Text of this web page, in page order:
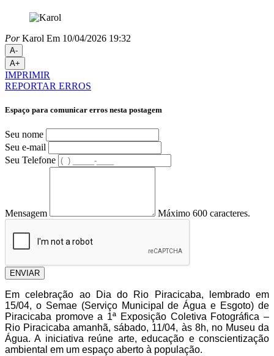
PorKarol Em 10/04/2026 19:32
A-
A+
IMPRIMIR
REPORTAR ERROS
Espaço para comunicar erros nesta postagem
Seu nome
Seu e-mail
Seu Telefone
Mensagem Máximo 600 caracteres.
ENVIAR
Em celebração ao Dia do Rio Piracicaba, lembrado em
15/04, o Semae (Serviço Municipal de Água e Esgoto) de
Piracicaba promove a 1ª Exposição Coletiva Fotográfica –
Rio Piracicaba amanhã, sábado, 11/04, às 8h, no Museu da
Água. A iniciativa reúne arte, educação e conscientização
ambiental em um espaço aberto à população.